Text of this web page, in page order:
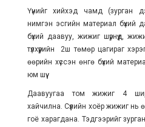
Үүнийг хийхэд чамд (зурган
нимгэн эсгийн материал бүхий
бүхий даавуу, жижиг шүрнүүд,
түлхүүрийн 2ш төмөр цагираг
өөрийн хүссэн өнгө бүхий
юм шүү.
Даавуугаа том жижиг 4
хайчилна. Сүүлийн хоёр жижиг нь
гоё харагдана. Тэдгээрийг